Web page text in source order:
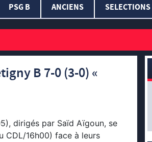
PSG B ANCIENS SELECTIONS
B 7-0 (3-0) «
dirigés par Saïd Aïgoun, se
CDL/16h00) face à leurs